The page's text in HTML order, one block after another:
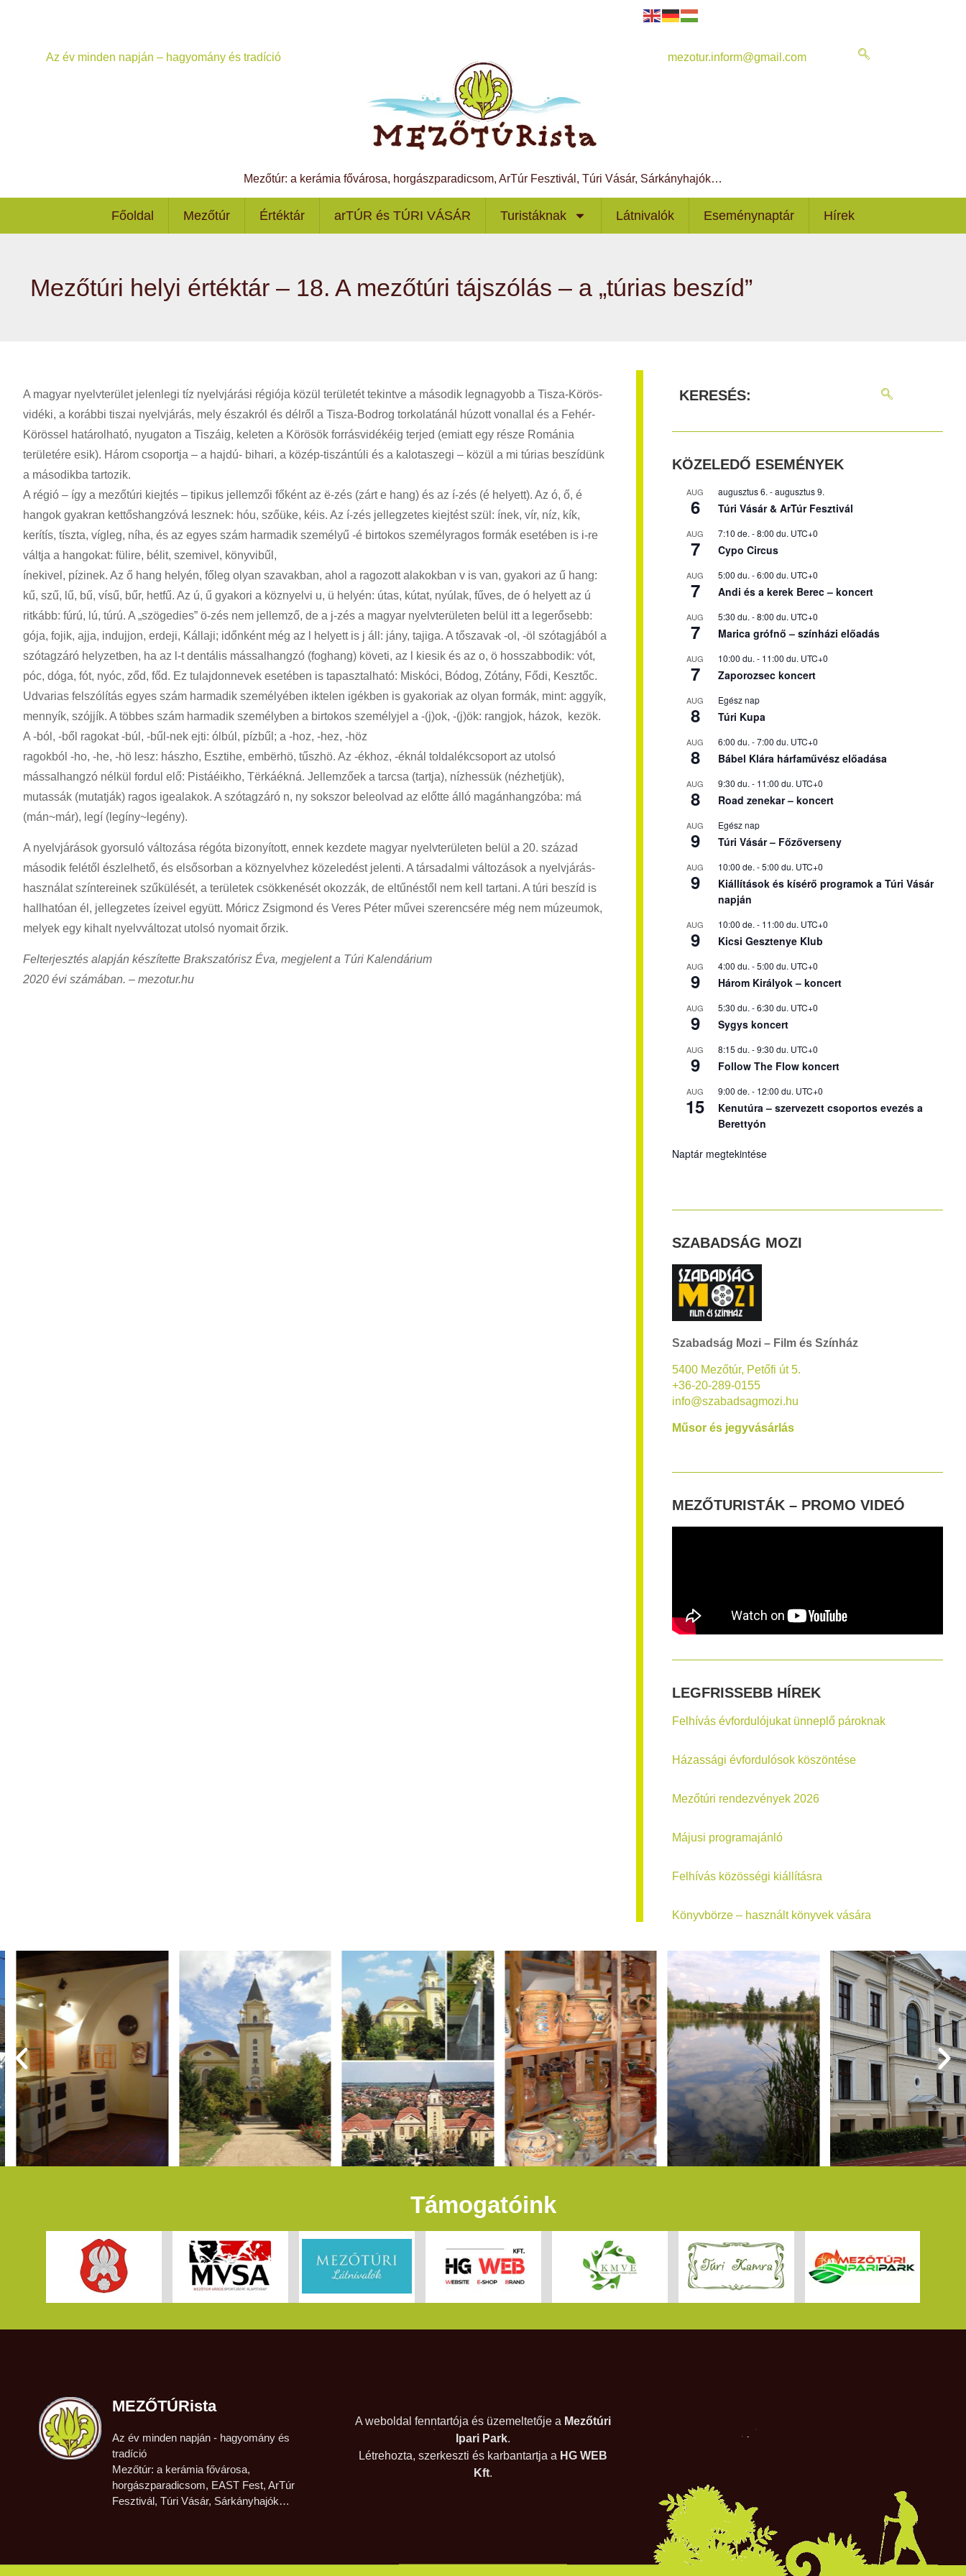
Az év minden napján – hagyomány és tradíció mezotur.inform@gmail.com
Mezőtúr: a kerámia fővárosa, horgászparadicsom, ArTúr Fesztivál, Túri Vásár, Sárkányhajók…
Főoldal Mezőtúr Értéktár arTÚR és TÚRI VÁSÁR Turistáknak Látnivalók Eseménynaptár Hírek
Mezőtúri helyi értéktár – 18. A mezőtúri tájszólás – a „túrias beszíd”
A magyar nyelvterület jelenlegi tíz nyelvjárási régiója közül területét tekintve a második legnagyobb a Tisza-Körös-
vidéki, a korábbi tiszai nyelvjárás, mely északról és délről a Tisza-Bodrog torkolatánál húzott vonallal és a Fehér-
Körössel határolható, nyugaton a Tiszáig, keleten a Körösök forrásvidékéig terjed (emiatt egy része Románia
területére esik). Három csoportja – a hajdú- bihari, a közép-tiszántúli és a kalotaszegi – közül a mi túrias beszídünk
a másodikba tartozik.
A régió – így a mezőtúri kiejtés – tipikus jellemzői főként az ë-zés (zárt e hang) és az í-zés (é helyett). Az ó, ő, é
hangok gyakran kettőshangzóvá lesznek: hóu, szőüke, kéis. Az í-zés jellegzetes kiejtést szül: ínek, vír, níz, kík,
kerítís, tíszta, vígleg, níha, és az egyes szám harmadik személyű -é birtokos személyragos formák esetében is i-re
váltja a hangokat: fülire, bélit, szemivel, könyvibűl,
ínekivel, pízinek. Az ő hang helyén, főleg olyan szavakban, ahol a ragozott alakokban v is van, gyakori az ű hang:
kű, szű, lű, bű, vísű, bűr, hetfű. Az ú, ű gyakori a köznyelvi u, ü helyén: útas, kútat, nyúlak, fűves, de ó helyett az ú
ritkább: fúrú, lú, túrú. A „szögedies” ö-zés nem jellemző, de a j-zés a magyar nyelvterületen belül itt a legerősebb:
gója, fojik, ajja, indujjon, erdeji, Kállaji; időnként még az l helyett is j áll: jány, tajiga. A tőszavak -ol, -öl szótagjából a
szótagzáró helyzetben, ha az l-t dentális mássalhangzó (foghang) követi, az l kiesik és az o, ö hosszabbodik: vót,
póc, dóga, fót, nyóc, ződ, főd. Ez tulajdonnevek esetében is tapasztalható: Miskóci, Bódog, Zótány, Fődi, Kesztőc.
Udvarias felszólítás egyes szám harmadik személyében iktelen igékben is gyakoriak az olyan formák, mint: aggyík,
mennyík, szójjík. A többes szám harmadik személyben a birtokos személyjel a -(j)ok, -(j)ök: rangjok, házok, kezök.
A -ból, -ből ragokat -búl, -bűl-nek ejti: ólbúl, pízbűl; a -hoz, -hez, -höz
ragokból -ho, -he, -hö lesz: hászho, Esztihe, embërhö, tűszhö. Az -ékhoz, -éknál toldalékcsoport az utolsó
mássalhangzó nélkül fordul elő: Pistáéikho, Tërkáékná. Jellemzőek a tarcsa (tartja), nízhessük (nézhetjük),
mutassák (mutatják) ragos igealakok. A szótagzáró n, ny sokszor beleolvad az előtte álló magánhangzóba: má
(mán~már), legí (legíny~legény).
A nyelvjárások gyorsuló változása régóta bizonyított, ennek kezdete magyar nyelvterületen belül a 20. század
második felétől észlelhető, és elsősorban a köznyelvhez közeledést jelenti. A társadalmi változások a nyelvjárás-
használat színtereinek szűkülését, a területek csökkenését okozzák, de eltűnéstől nem kell tartani. A túri beszíd is
hallhatóan él, jellegzetes ízeivel együtt. Móricz Zsigmond és Veres Péter művei szerencsére még nem múzeumok,
melyek egy kihalt nyelvváltozat utolsó nyomait őrzik.
Felterjesztés alapján készítette Brakszatórisz Éva, megjelent a Túri Kalendárium
2020 évi számában. – mezotur.hu
KERESÉS:
KÖZELEDŐ ESEMÉNYEK
AUG
6
augusztus 6. -augusztus 9.
Túri Vásár & ArTúr Fesztivál
AUG
7
7:10 de. -8:00 du. UTC+0
Cypo Circus
AUG
7
5:00 du. -6:00 du. UTC+0
Andi és a kerek Berec – koncert
AUG
7
5:30 du. -8:00 du. UTC+0
Marica grófnő – színházi előadás
AUG
7
10:00 du. - 11:00 du. UTC+0
Zaporozsec koncert
AUG
8
Egész nap
Túri Kupa
AUG
8
6:00 du. -7:00 du. UTC+0
Bábel Klára hárfaművész előadása
AUG
8
9:30 du. - 11:00 du. UTC+0
Road zenekar – koncert
AUG
9
Egész nap
Túri Vásár – Főzőverseny
AUG
9
10:00 de. -5:00 du. UTC+0
Kiállítások és kísérő programok a Túri Vásár
napján
AUG
9
10:00 de. - 11:00 du. UTC+0
Kicsi Gesztenye Klub
AUG
9
4:00 du. -5:00 du. UTC+0
Három Királyok – koncert
AUG
9
5:30 du. -6:30 du. UTC+0
Sygys koncert
AUG
9
8:15 du. -9:30 du. UTC+0
Follow The Flow koncert
AUG
15
9:00 de. - 12:00 du. UTC+0
Kenutúra – szervezett csoportos evezés a
Berettyón
Naptár megtekintése
SZABADSÁG MOZI
Szabadság Mozi – Film és Színház
5400 Mezőtúr, Petőfi út 5.
+36-20-289-0155
info@szabadsagmozi.hu
Műsor és jegyvásárlás
MEZŐTURISTÁK – PROMO VIDEÓ
LEGFRISSEBB HÍREK
Felhívás évfordulójukat ünneplő pároknak
Házassági évfordulósok köszöntése
Mezőtúri rendezvények 2026
Májusi programajánló
Felhívás közösségi kiállításra
Könyvbörze – használt könyvek vására
Támogatóink
MEZŐTÚRista
Az év minden napján - hagyomány és
tradíció
Mezőtúr: a kerámia fővárosa,
horgászparadicsom, EAST Fest, ArTúr
Fesztivál, Túri Vásár, Sárkányhajók…
A weboldal fenntartója és üzemeltetője a Mezőtúri
Ipari Park.
Létrehozta, szerkeszti és karbantartja a HG WEB
Kft.